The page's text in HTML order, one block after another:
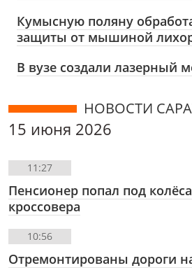
Кумысную поляну
защиты от мышиной
В вузе создали лазерный
НОВОСТИ
15 июня 2026
11:27
Пенсионер попал под
кроссовера
10:56
Отремонтированы дороги